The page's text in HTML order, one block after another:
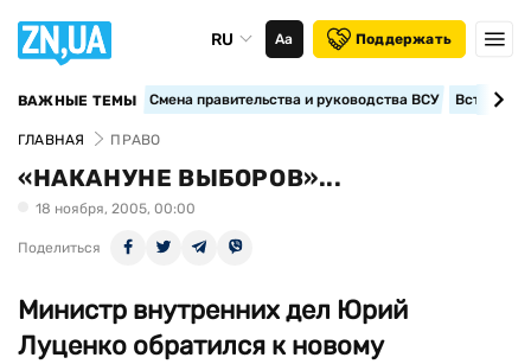
RU Аа Поддержать
ВАЖНЫЕ ТЕМЫ Смена правительства и руководства ВСУ
ГЛАВНАЯ ПРАВО
«НАКАНУНЕ ВЫБОРОВ»...
18 ноября, 2005, 00:00
Поделиться
Министр внутренних дел Юрий
Луценко обратился к новому